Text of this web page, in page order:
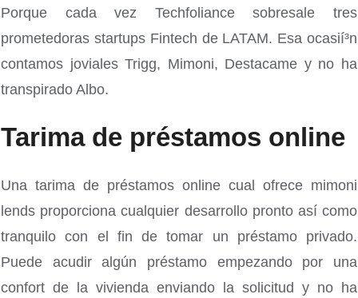
Porque cada vez Techfoliance sobresale tres
prometedoras startups Fintech de LATAM. Esa ocasií³n
contamos joviales Trigg, Mimoni, Destacame y no ha
transpirado Albo.
Tarima de préstamos online
Una tarima de préstamos online cual ofrece mimoni
lends proporciona cualquier desarrollo pronto así­ como
tranquilo con el fin de tomar un préstamo privado.
Puede acudir algún préstamo empezando por una
confort de la vivienda enviando la solicitud y no ha